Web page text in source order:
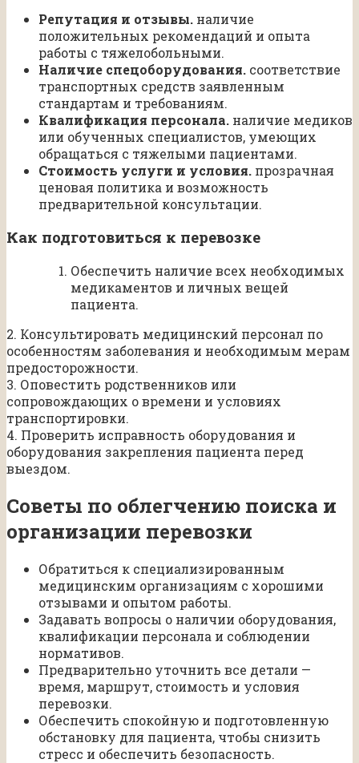
Репутация и отзывы. наличие
положительных рекомендаций и опыта
работы с тяжелобольными.
Наличие спецоборудования. соответствие
транспортных средств заявленным
стандартам и требованиям.
Квалификация персонала. наличие медиков
или обученных специалистов, умеющих
обращаться с тяжелыми пациентами.
Стоимость услуги и условия. прозрачная
ценовая политика и возможность
предварительной консультации.
Как подготовиться к перевозке
Обеспечить наличие всех необходимых
медикаментов и личных вещей
пациента.
2. Консультировать медицинский персонал по
особенностям заболевания и необходимым мерам
предосторожности.
3. Оповестить родственников или
сопровождающих о времени и условиях
транспортировки.
4. Проверить исправность оборудования и
оборудования закрепления пациента перед
выездом.
Советы по облегчению поиска и
организации перевозки
Обратиться к специализированным
медицинским организациям с хорошими
отзывами и опытом работы.
Задавать вопросы о наличии оборудования,
квалификации персонала и соблюдении
нормативов.
Предварительно уточнить все детали —
время, маршрут, стоимость и условия
перевозки.
Обеспечить спокойную и подготовленную
обстановку для пациента, чтобы снизить
стресс и обеспечить безопасность.